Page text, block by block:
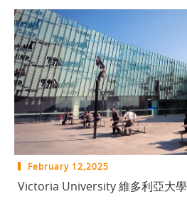
February 12,2025
Victoria University 維多利亞大學